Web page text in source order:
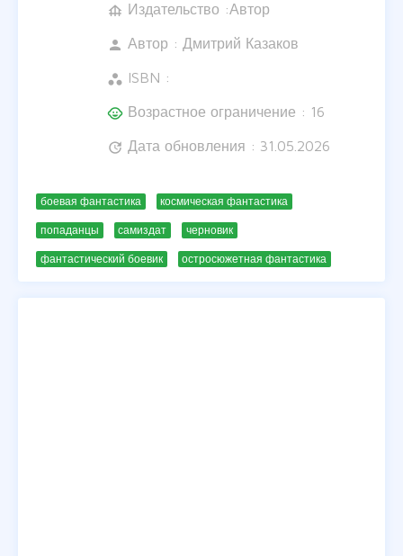
foundation Издательство :Автор
person Автор : Дмитрий Казаков
workspaces ISBN :
child_care Возрастное ограничение : 16
update Дата обновления : 31.05.2026
боевая фантастика космическая фантастика
попаданцы самиздат черновик
фантастический боевик остросюжетная фантастика